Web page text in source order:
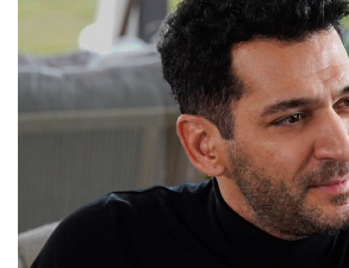
Contact
Login
English